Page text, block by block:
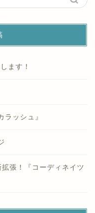
ます！
ラッシュ』
張！『コーディネイツ